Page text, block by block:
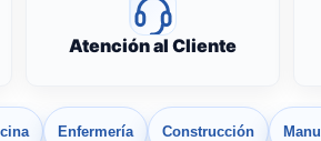
Atención al Cliente
Enfermería Construcción